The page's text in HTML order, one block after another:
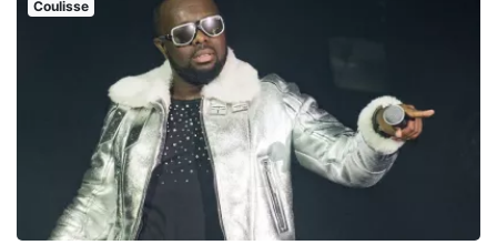
Coulisse